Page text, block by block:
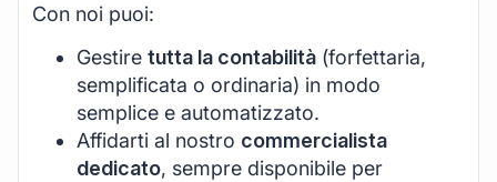
Con noi puoi:
Gestire tutta la contabilità (forfettaria,
semplificata o ordinaria) in modo
semplice e automatizzato.
Affidarti al nostro commercialista
dedicato, sempre disponibile per